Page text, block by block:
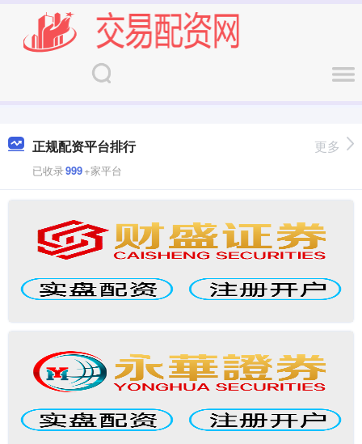
正规配资平台排行
已收录999+家平台
更多